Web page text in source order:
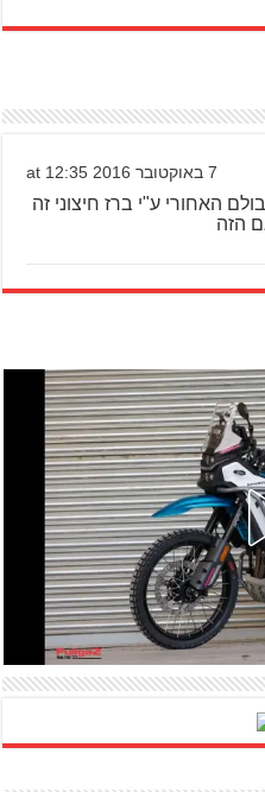
7 באוקטובר 2016 at 12:35
האחורי ע"י ברז חיצוני זה
הזה